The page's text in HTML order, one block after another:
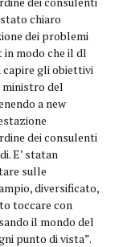
chiaro
dei problemi
modo che il dl
capire gli obiettivi
ministro del
a new
dei consulenti
E’ statan
sulle
diversificato,
toccare con
il mondo del
punto di vista”.